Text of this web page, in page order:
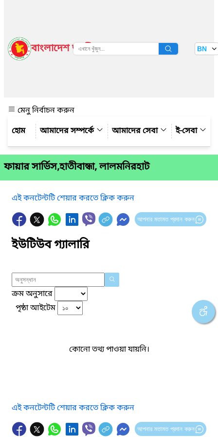
বাংলাদেশ জাতীয় তথ্য বাতায়ন BN
মেনু নির্বাচন করুন
আমাদের সম্পর্কে
আমাদের সেবা ই-সেবা
ফায়ার সার্ভিস,হাতীবান্ধা, লালমনিরহাট
এই কনটেন্টটি শেয়ার করতে ক্লিক করুন
আপনার মতামত প্রদান করুন
ইউটিউব গ্যালারি
ক্রম অনুসারে
পৃষ্ঠা আইটেম
কোনো তথ্য পাওয়া যায়নি।
এই কনটেন্টটি শেয়ার করতে ক্লিক করুন
আপনার মতামত প্রদান করুন